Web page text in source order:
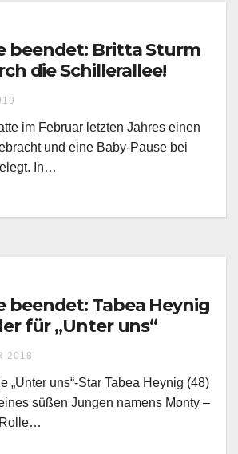
beendet: Britta Sturm
die Schillerallee!
im Februar letzten Jahres einen
und eine Baby-Pause bei
In…
beendet: Tabea Heynig
für „Unter uns“
2018
„Unter uns“-Star Tabea Heynig (48)
süßen Jungen namens Monty –